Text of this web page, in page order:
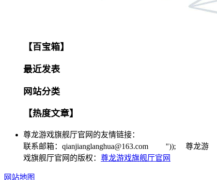
【百宝箱】
最近发表
网站分类
【热度文章】
尊龙游戏旗舰厅官网的友情链接：
联系邮箱： qianjianglanghua@163.com ")); 尊龙游
戏旗舰厅官网的版权： 尊龙游戏旗舰厅官网
网站地图